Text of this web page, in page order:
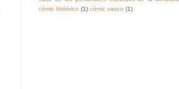
cómic hlstórico (1) cómic vasco (1)